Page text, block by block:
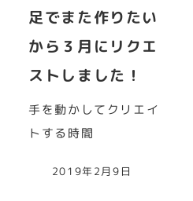
足でまた作りたい
から３月にリクエ
ストしました！
手を動かしてクリエイ
トする時間
2019年2月9日